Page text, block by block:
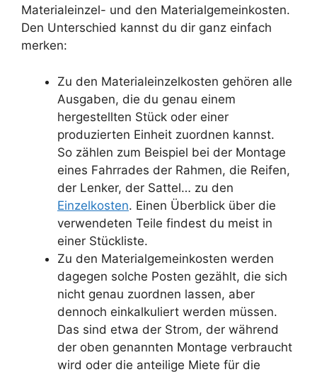
Materialeinzel- und den Materialgemeinkosten.
Den Unterschied kannst du dir ganz einfach
merken:
Zu den Materialeinzelkosten gehören alle
Ausgaben, die du genau einem
hergestellten Stück oder einer
produzierten Einheit zuordnen kannst.
So zählen zum Beispiel bei der Montage
eines Fahrrades der Rahmen, die Reifen,
der Lenker, der Sattel… zu den
Einzelkosten. Einen Überblick über die
verwendeten Teile findest du meist in
einer Stückliste.
Zu den Materialgemeinkosten werden
dagegen solche Posten gezählt, die sich
nicht genau zuordnen lassen, aber
dennoch einkalkuliert werden müssen.
Das sind etwa der Strom, der während
der oben genannten Montage verbraucht
wird oder die anteilige Miete für die